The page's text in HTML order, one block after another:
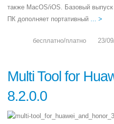
также MacOS/iOS. Базовый
ПК дополняет портативный ... >
бесплатно/платно 23/
Multi Tool for
8.2.0.0